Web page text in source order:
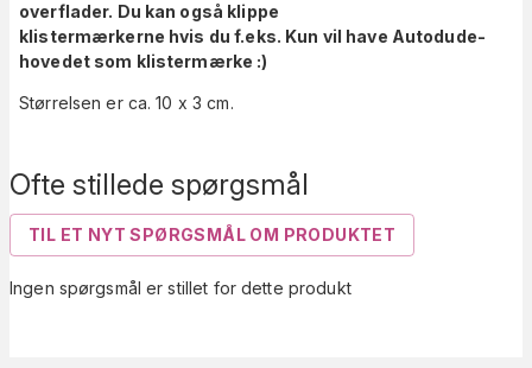
Ofte stillede spørgsmål
TIL ET NYT SPØRGSMÅL OM PRODUKTET
Ingen spørgsmål er stillet for dette produkt
overflader. Du kan også klippe
klistermærkerne hvis du f.eks. Kun vil have Autodude-
hovedet som klistermærke :)
Størrelsen er ca. 10 x 3 cm.